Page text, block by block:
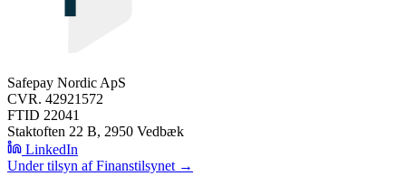
Safepay Nordic ApS
CVR. 42921572
FTID 22041
Staktoften 22 B, 2950 Vedbæk
LinkedIn
Under tilsyn af Finanstilsynet →